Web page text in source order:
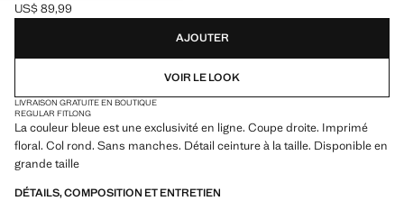
Prix actuel [US$ 89,99 ]
US$ 89,99
AJOUTER
VOIR LE LOOK
LIVRAISON GRATUITE EN BOUTIQUE
REGULAR FITLONG
La couleur bleue est une exclusivité en ligne. Coupe droite. Imprimé
floral. Col rond. Sans manches. Détail ceinture à la taille. Disponible en
grande taille
DÉTAILS, COMPOSITION ET ENTRETIEN